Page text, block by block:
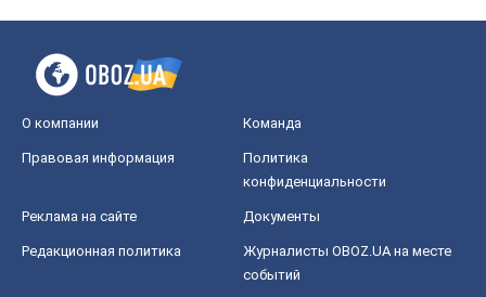
О компании Команда
Правовая информация
Политика
конфиденциальности
Реклама на сайте Документы
Редакционная политика
Журналисты OBOZ.UA на месте
событий